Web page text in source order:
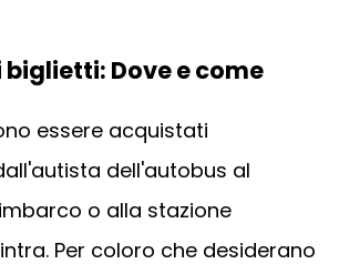
Dove e come
essere acquistati
dell'autobus al
o alla stazione
Per coloro che desiderano